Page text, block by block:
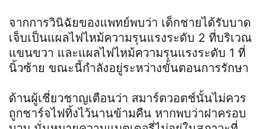
จากการวินิฉัยของแพทย์พบว่า เด็กชายได้รับบาด
เจ็บเป็นแผลไฟไหม้ความรุนแรงระดับ 2 ที่บริเวณ
แขนขวา และแผลไฟไหม้ความรุนแรงระดับ 1 ที่
นิ้วซ้าย ขณะนี้กำลังอยู่ระหว่างขั้นตอนการรักษา
ด้านผู้เชี่ยวชาญเตือนว่า สมาร์ตวอตช์นั้นไม่ควร
ถูกชาร์จไฟทิ้งไว้นานข้ามคืน หากพบว่าฝาครอบ